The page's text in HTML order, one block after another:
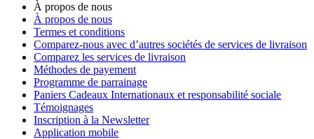
À propos de nous
À propos de nous
Termes et conditions
Comparez-nous avec d’autres sociétés de services de livraison
Comparez les services de livraison
Méthodes de payement
Programme de parrainage
Paniers Cadeaux Internationaux et responsabilité sociale
Témoignages
Inscription à la Newsletter
Application mobile